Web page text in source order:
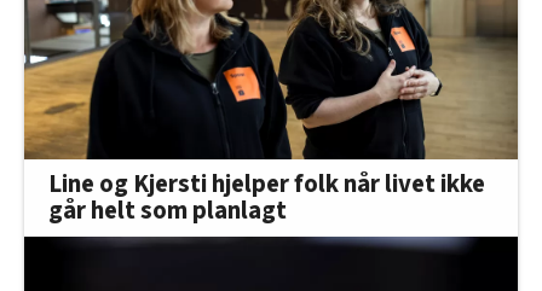
Line og Kjersti hjelper folk når livet ikke
går helt som planlagt